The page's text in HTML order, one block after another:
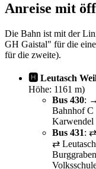
Anreise mit
Die Bahn ist mit der
GH Gaistal" für die
für die zweite).
🅷 Leutasch
Höhe: 1161 m)
Bus 430:
Bahnhof
Karwendel
Bus 431:
⇄